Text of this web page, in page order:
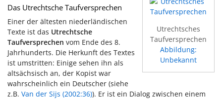
Utrechtsches
Taufversprechen
Abbildung:
Unbekannt
Das Utrechtsche Taufversprechen
Einer der ältesten niederländischen
Texte ist das Utrechtsche
Taufversprechen vom Ende des 8.
Jahrhunderts. Die Herkunft des Textes
ist umstritten: Einige sehen ihn als
altsächsisch an, der Kopist war
wahrscheinlich ein Deutscher (siehe
z.B. Van der Sijs (2002:36)). Er ist ein Dialog zwischen einem